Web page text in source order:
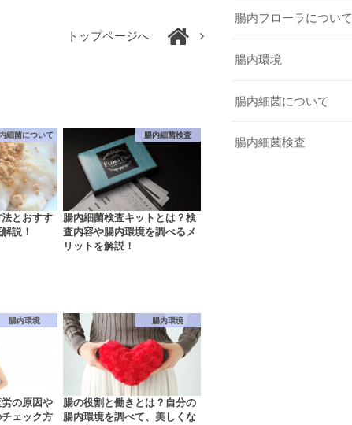
トップページへ
細菌について
とおすす
説！
腸内細菌検査
腸内細菌検査キットとは？検
査内容や腸内環境を調べるメ
リットを解説！
腸内環境
の原因や
ェック方
腸内環境
腸の役割と働きとは？自分の
腸内環境を調べて、美しくな
腸内フローラについて
腸内環境
腸内細菌について
腸内細菌検査